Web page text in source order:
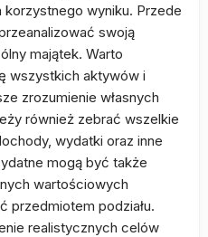
wyniku. Przede
swoją
majątek. Warto
wszystkich aktywów i
zrozumienie własnych
również zebrać wszelkie
wydatki oraz inne
mogą być także
wartościowych
przedmiotem podziału.
realistycznych celów